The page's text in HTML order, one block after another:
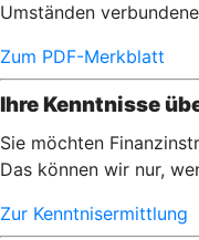
Umständen
Zum PDF-Merkblatt
Ihre Kenntnisse
Sie möchten
Das können wir nur,
Zur Kenntnisermittlung